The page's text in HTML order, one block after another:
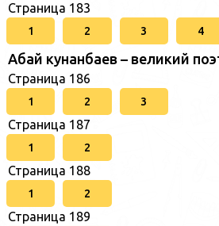
Страница 183
1 2 3 4
Абай кунанбаев – великий
Страница 186
1 2 3
Страница 187
1 2
Страница 188
1 2
Страница 189